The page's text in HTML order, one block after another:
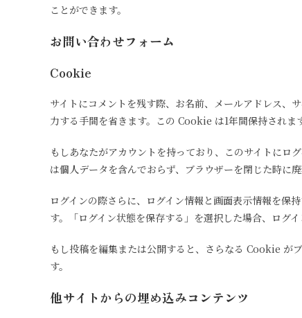
ことができます。
お問い合わせフォーム
Cookie
サイトにコメントを残す際、お名前、メールアドレス、
力する手間を省きます。この Cookie は1年間保持されます
もしあなたがアカウントを持っており、このサイトに
は個人データを含んでおらず、ブラウザーを閉じた時に廃
ログインの際さらに、ログイン情報と画面表示情報を
す。「ログイン状態を保存する」を選択した場合、ログ
もし投稿を編集または公開すると、さらなる Cookie が
す。
他サイトからの埋め込みコンテンツ